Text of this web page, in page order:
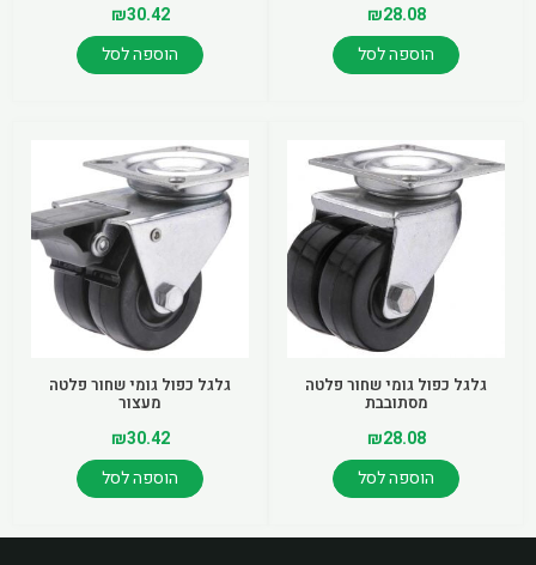
₪28.08
הוספה לסל
₪30.42
הוספה לסל
גלגל כפול גומי שחור פלטה
מסתובבת
₪28.08
הוספה לסל
גלגל כפול גומי שחור פלטה
מעצור
₪30.42
הוספה לסל